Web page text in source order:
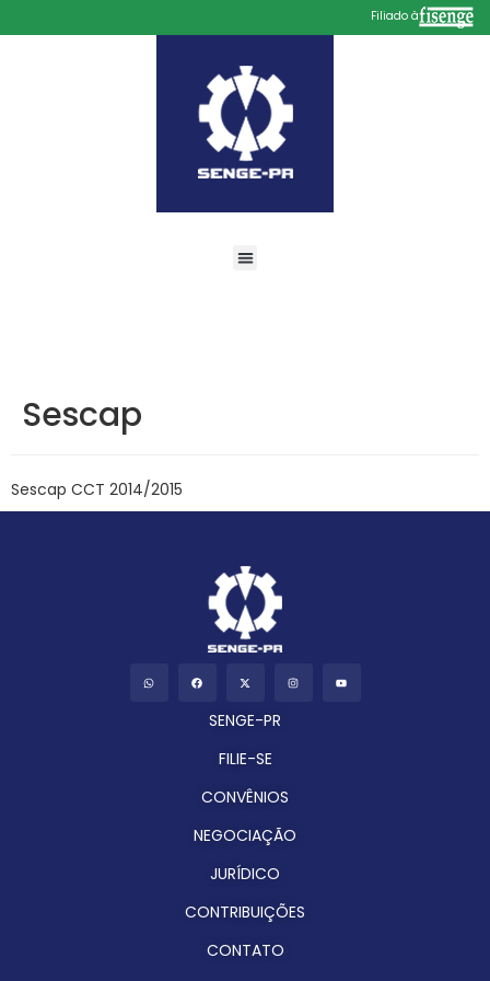
Filiado à
Sescap
Sescap CCT 2014/2015
SENGE-PR
FILIE-SE
CONVÊNIOS
NEGOCIAÇÃO
JURÍDICO
CONTRIBUIÇÕES
CONTATO